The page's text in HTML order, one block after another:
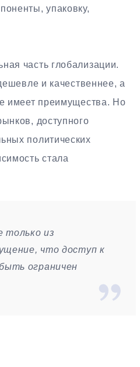
упаковку,
часть глобализации.
и качественнее, а
имеет преимущества. Но
доступного
политических
стала
только из
что доступ к
ограничен